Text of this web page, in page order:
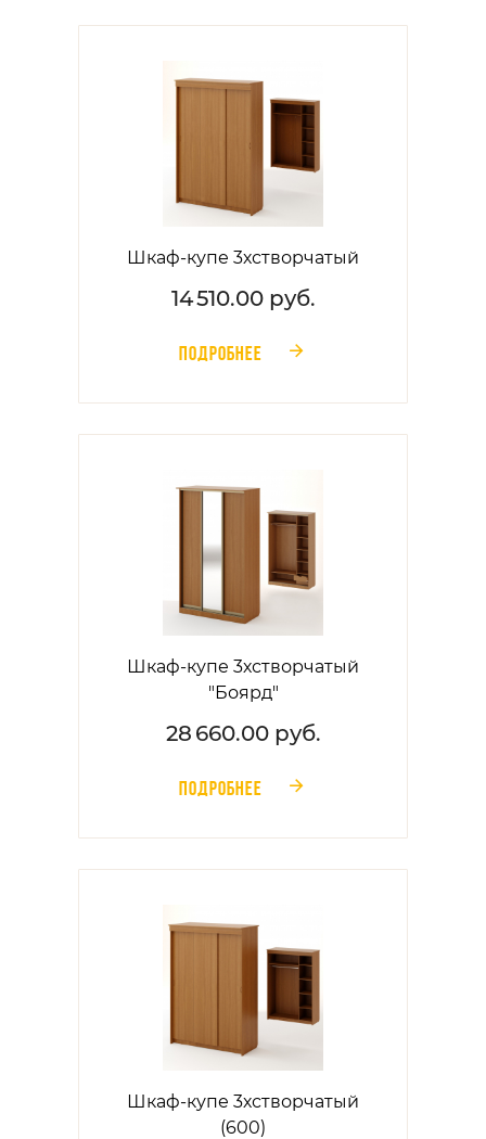
Шкаф-купе 3хстворчатый
14 510.00 руб.
ПОДРОБНЕЕ 󰁔
Шкаф-купе 3хстворчатый
"Боярд"
28 660.00 руб.
ПОДРОБНЕЕ 󰁔
Шкаф-купе 3хстворчатый
(600)